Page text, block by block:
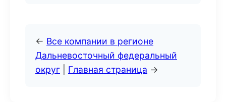
← Все компании в регионе
Дальневосточный федеральный
округ
Главная страница →